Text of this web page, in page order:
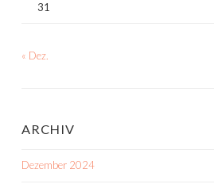
31
« Dez.
ARCHIV
Dezember 2024